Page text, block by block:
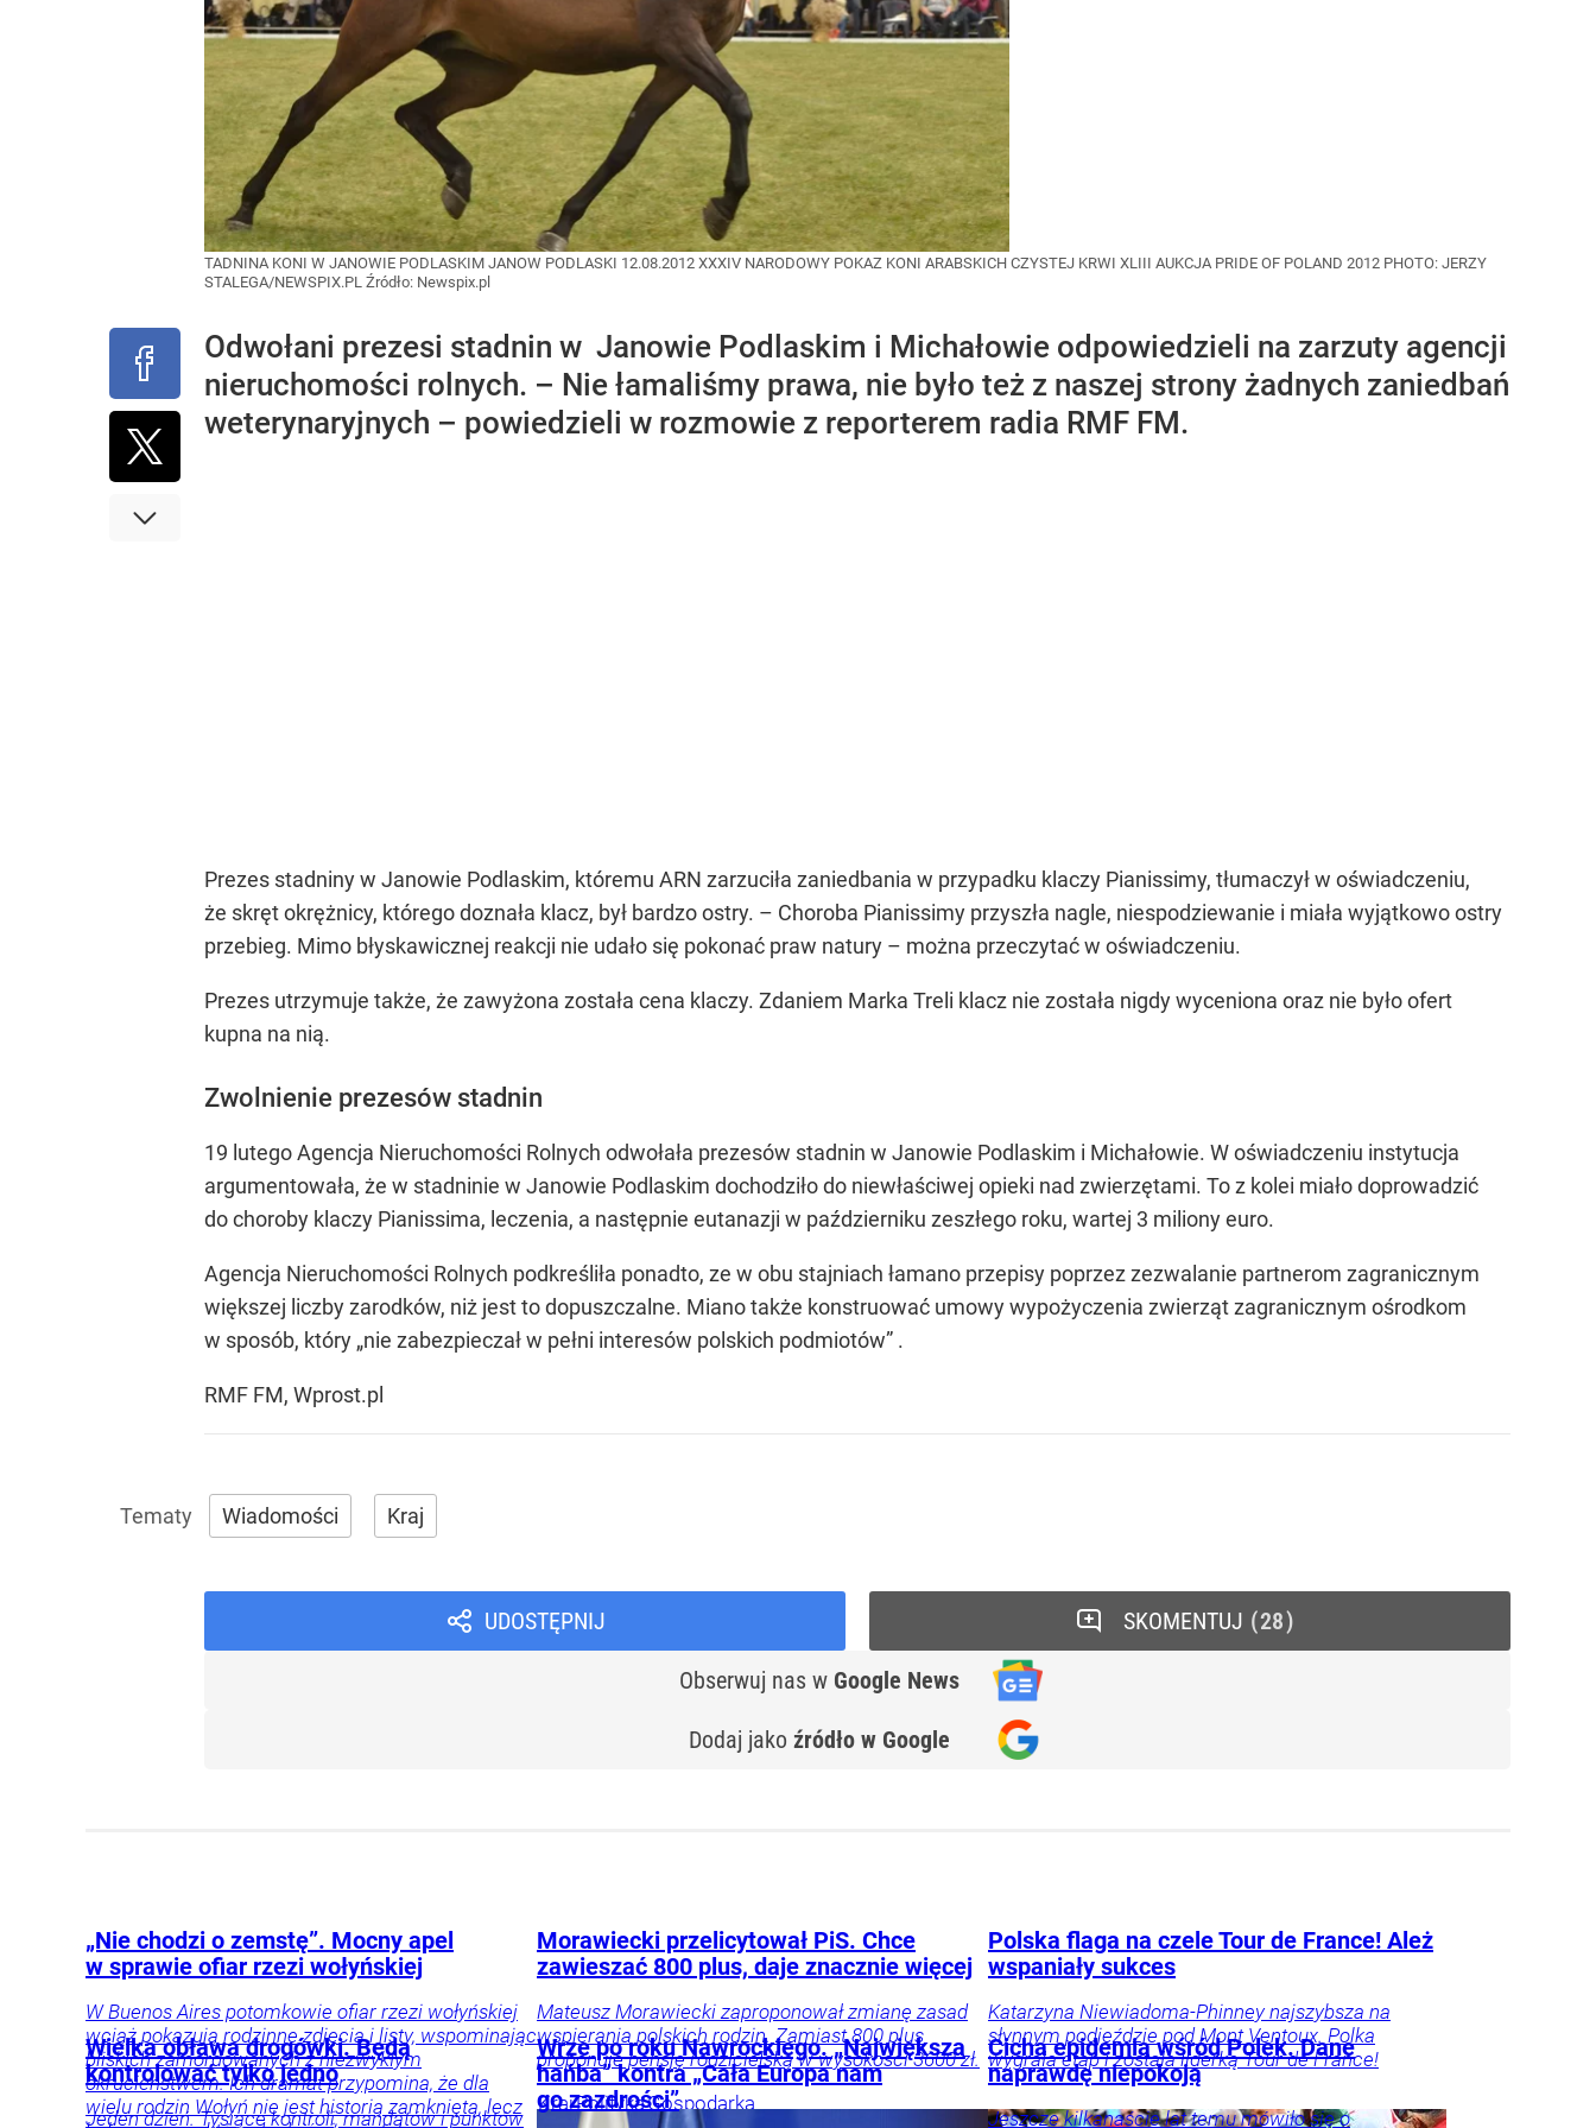
TADNINA KONI W JANOWIE PODLASKIM JANOW PODLASKI 12.08.2012 XXXIV NARODOWY POKAZ KONI ARABSKICH CZYSTEJ KRWI XLIII AUKCJA PRIDE OF POLAND 2012 PHOTO: JERZY
STALEGA/NEWSPIX.PL Źródło: Newspix.pl
Odwołani prezesi stadnin w Janowie Podlaskim i Michałowie odpowiedzieli na zarzuty agencji
nieruchomości rolnych. – Nie łamaliśmy prawa, nie było też z naszej strony żadnych zaniedbań
weterynaryjnych – powiedzieli w rozmowie z reporterem radia RMF FM.
Prezes stadniny w Janowie Podlaskim, któremu ARN zarzuciła zaniedbania w przypadku klaczy Pianissimy, tłumaczył w oświadczeniu,
że skręt okrężnicy, którego doznała klacz, był bardzo ostry. – Choroba Pianissimy przyszła nagle, niespodziewanie i miała wyjątkowo ostry
przebieg. Mimo błyskawicznej reakcji nie udało się pokonać praw natury – można przeczytać w oświadczeniu.
Prezes utrzymuje także, że zawyżona została cena klaczy. Zdaniem Marka Treli klacz nie została nigdy wyceniona oraz nie było ofert
kupna na nią.
Zwolnienie prezesów stadnin
19 lutego Agencja Nieruchomości Rolnych odwołała prezesów stadnin w Janowie Podlaskim i Michałowie. W oświadczeniu instytucja
argumentowała, że w stadninie w Janowie Podlaskim dochodziło do niewłaściwej opieki nad zwierzętami. To z kolei miało doprowadzić
do choroby klaczy Pianissima, leczenia, a następnie eutanazji w październiku zeszłego roku, wartej 3 miliony euro.
Agencja Nieruchomości Rolnych podkreśliła ponadto, ze w obu stajniach łamano przepisy poprzez zezwalanie partnerom zagranicznym
większej liczby zarodków, niż jest to dopuszczalne. Miano także konstruować umowy wypożyczenia zwierząt zagranicznym ośrodkom
w sposób, który „nie zabezpieczał w pełni interesów polskich podmiotów” .
RMF FM, Wprost.pl
Wiadomości Kraj
UDOSTĘPNIJ
Obserwuj nas w Google News
Dodaj jako źródło w Google
SKOMENTUJ 28
„Nie chodzi o zemstę”. Mocny apel
w sprawie ofiar rzezi wołyńskiej
W Buenos Aires potomkowie ofiar rzezi wołyńskiej
wciąż pokazują rodzinne zdjęcia i listy, wspominając
bliskich zamordowanych z niezwykłym
okrucieństwem. Ich dramat przypomina, że dla
wielu rodzin Wołyń nie jest historią zamkniętą, lecz
Morawiecki przelicytował PiS. Chce
zawieszać 800 plus, daje znacznie więcej
Mateusz Morawiecki zaproponował zmianę zasad
wspierania polskich rodzin. Zamiast 800 plus
proponuje pensję rodzicielską w wysokości 3600 zł.
KrajPolitykaGospodarka
Polska flaga na czele Tour de France! Ależ
wspaniały sukces
Katarzyna Niewiadoma-Phinney najszybsza na
słynnym podjeździe pod Mont Ventoux. Polka
wygrała etap i została liderką Tour de France!
Wielka obława drogówki. Będą
kontrolować tylko jedno
Jeden dzień. Tysiące kontroli, mandatów i punktów
Wrze po roku Nawrockiego. „Największa
hańba” kontra „Cała Europa nam
go zazdrości”
Cicha epidemia wśród Polek. Dane
naprawdę niepokoją
Jeszcze kilkanaście lat temu mówiło się o